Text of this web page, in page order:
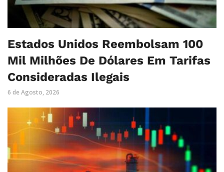
Estados Unidos Reembolsam 100
Mil Milhões De Dólares Em Tarifas
Consideradas Ilegais
6 de Agosto, 2026